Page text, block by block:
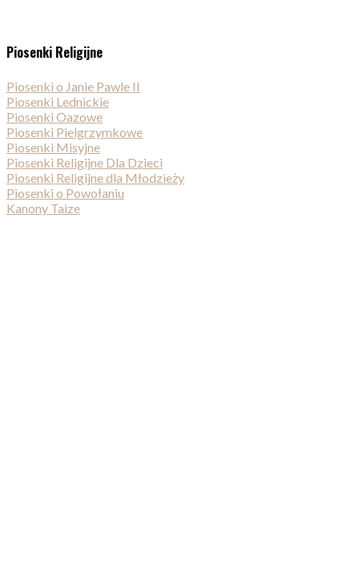
Piosenki Religijne
Piosenki o Janie Pawle II
Piosenki Lednickie
Piosenki Oazowe
Piosenki Pielgrzymkowe
Piosenki Misyjne
Piosenki Religijne Dla Dzieci
Piosenki Religijne dla Młodzieży
Piosenki o Powołaniu
Kanony Taize